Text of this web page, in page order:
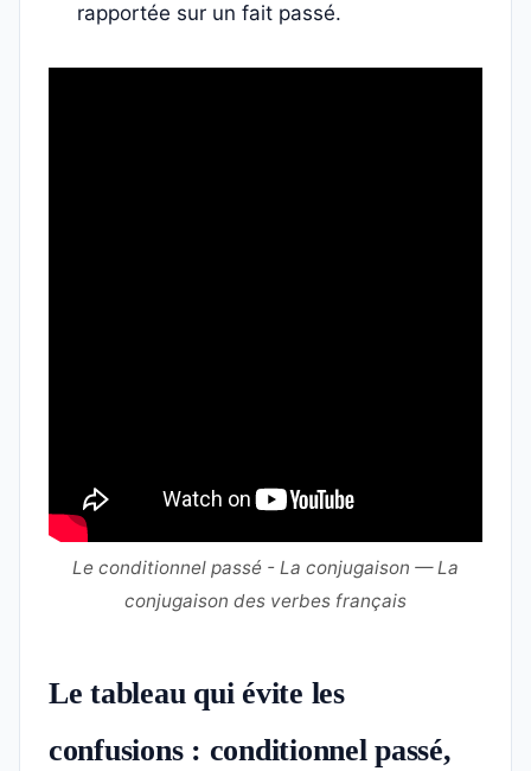
rapportée sur un fait passé.
Le conditionnel passé - La conjugaison — La
conjugaison des verbes français
Le tableau qui évite les
confusions : conditionnel passé,